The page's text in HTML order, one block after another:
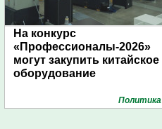
На конкурс
«Профессионалы-2026»
могут закупить китайское
оборудование
Политика